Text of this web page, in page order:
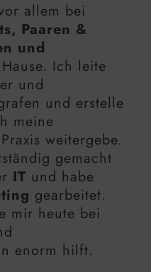
allem bei
Paaren &
und
Ich leite
und
und erstelle
meine
weitergebe.
gemacht
IT und habe
gearbeitet.
mir heute bei
enorm hilft.